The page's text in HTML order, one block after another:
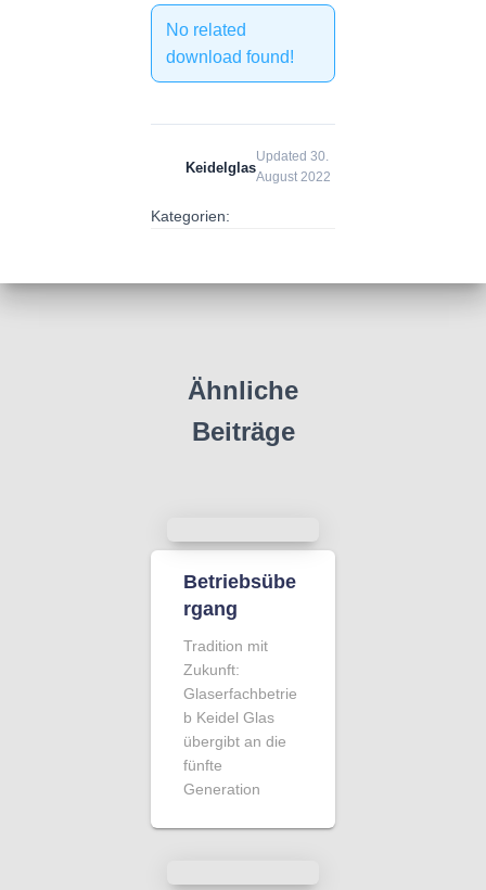
No related
download found!
Keidelglas
Updated 30.
August 2022
Kategorien:
Ähnliche
Beiträge
Betriebsübe
rgang
Tradition mit
Zukunft:
Glaserfachbetrie
b Keidel Glas
übergibt an die
fünfte
Generation